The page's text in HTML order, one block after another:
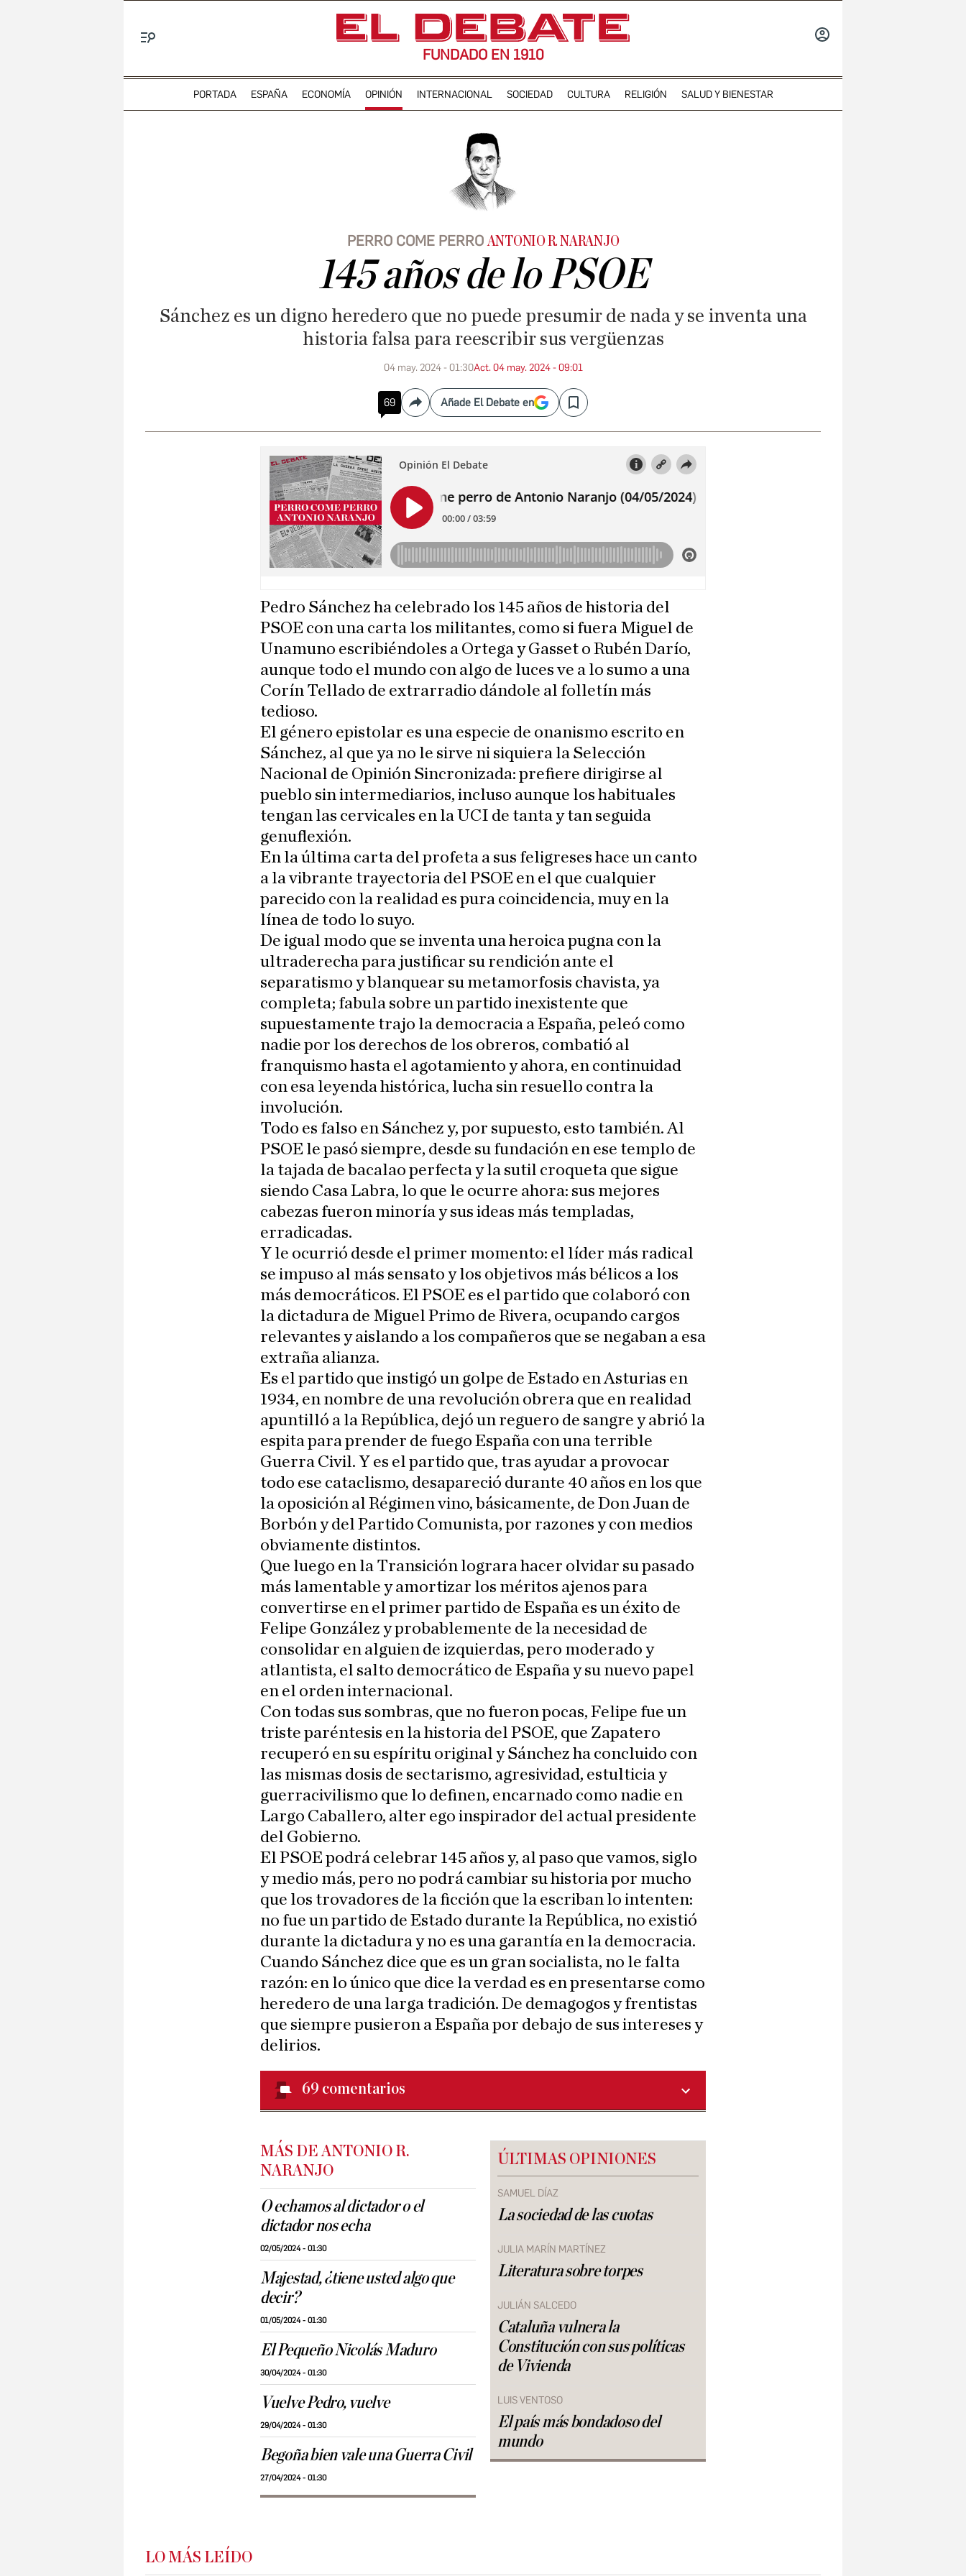
FUNDADO EN 1910
PORTADA ESPAÑA ECONOMÍA OPINIÓN INTERNACIONAL SOCIEDAD CULTURA RELIGIÓN SALUD Y BIENESTAR
PERRO COME PERRO ANTONIO R. NARANJO
145 años de lo PSOE
Sánchez es un digno heredero que no puede presumir de nada y se inventa una
historia falsa para reescribir sus vergüenzas
04 may. 2024 - 01:30Act. 04 may. 2024 - 09:01
69 CompartirAñade El Debate en Save
Pedro Sánchez ha celebrado los 145 años de historia del
PSOE con una carta los militantes, como si fuera Miguel de
Unamuno escribiéndoles a Ortega y Gasset o Rubén Darío,
aunque todo el mundo con algo de luces ve a lo sumo a una
Corín Tellado de extrarradio dándole al folletín más
tedioso.
El género epistolar es una especie de onanismo escrito en
Sánchez, al que ya no le sirve ni siquiera la Selección
Nacional de Opinión Sincronizada: prefiere dirigirse al
pueblo sin intermediarios, incluso aunque los habituales
tengan las cervicales en la UCI de tanta y tan seguida
genuflexión.
En la última carta del profeta a sus feligreses hace un canto
a la vibrante trayectoria del PSOE en el que cualquier
parecido con la realidad es pura coincidencia, muy en la
línea de todo lo suyo.
De igual modo que se inventa una heroica pugna con la
ultraderecha para justificar su rendición ante el
separatismo y blanquear su metamorfosis chavista, ya
completa; fabula sobre un partido inexistente que
supuestamente trajo la democracia a España, peleó como
nadie por los derechos de los obreros, combatió al
franquismo hasta el agotamiento y ahora, en continuidad
con esa leyenda histórica, lucha sin resuello contra la
involución.
Todo es falso en Sánchez y, por supuesto, esto también. Al
PSOE le pasó siempre, desde su fundación en ese templo de
la tajada de bacalao perfecta y la sutil croqueta que sigue
siendo Casa Labra, lo que le ocurre ahora: sus mejores
cabezas fueron minoría y sus ideas más templadas,
erradicadas.
Y le ocurrió desde el primer momento: el líder más radical
se impuso al más sensato y los objetivos más bélicos a los
más democráticos. El PSOE es el partido que colaboró con
la dictadura de Miguel Primo de Rivera, ocupando cargos
relevantes y aislando a los compañeros que se negaban a esa
extraña alianza.
Es el partido que instigó un golpe de Estado en Asturias en
1934, en nombre de una revolución obrera que en realidad
apuntilló a la República, dejó un reguero de sangre y abrió la
espita para prender de fuego España con una terrible
Guerra Civil. Y es el partido que, tras ayudar a provocar
todo ese cataclismo, desapareció durante 40 años en los que
la oposición al Régimen vino, básicamente, de Don Juan de
Borbón y del Partido Comunista, por razones y con medios
obviamente distintos.
Que luego en la Transición lograra hacer olvidar su pasado
más lamentable y amortizar los méritos ajenos para
convertirse en el primer partido de España es un éxito de
Felipe González y probablemente de la necesidad de
consolidar en alguien de izquierdas, pero moderado y
atlantista, el salto democrático de España y su nuevo papel
en el orden internacional.
Con todas sus sombras, que no fueron pocas, Felipe fue un
triste paréntesis en la historia del PSOE, que Zapatero
recuperó en su espíritu original y Sánchez ha concluido con
las mismas dosis de sectarismo, agresividad, estulticia y
guerracivilismo que lo definen, encarnado como nadie en
Largo Caballero, alter ego inspirador del actual presidente
del Gobierno.
El PSOE podrá celebrar 145 años y, al paso que vamos, siglo
y medio más, pero no podrá cambiar su historia por mucho
que los trovadores de la ficción que la escriban lo intenten:
no fue un partido de Estado durante la República, no existió
durante la dictadura y no es una garantía en la democracia.
Cuando Sánchez dice que es un gran socialista, no le falta
razón: en lo único que dice la verdad es en presentarse como
heredero de una larga tradición. De demagogos y frentistas
que siempre pusieron a España por debajo de sus intereses y
delirios.
69 comentarios
MÁS DE ANTONIO R.
NARANJO
O echamos al dictador o el
dictador nos echa
02/05/2024 - 01:30
Majestad, ¿tiene usted algo que
decir?
01/05/2024 - 01:30
El Pequeño Nicolás Maduro
30/04/2024 - 01:30
Vuelve Pedro, vuelve
29/04/2024 - 01:30
Begoña bien vale una Guerra Civil
27/04/2024 - 01:30
ÚLTIMAS OPINIONES
SAMUEL DÍAZ
La sociedad de las cuotas
JULIA MARÍN MARTÍNEZ
Literatura sobre torpes
JULIÁN SALCEDO
Cataluña vulnera la
Constitución con sus políticas
de Vivienda
LUIS VENTOSO
El país más bondadoso del
mundo
LO MÁS LEÍDO